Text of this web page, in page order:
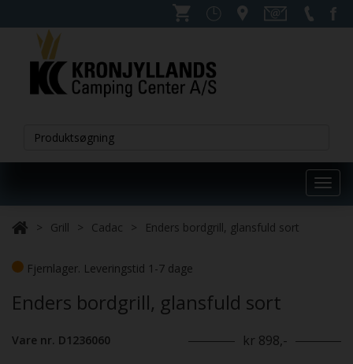
Grill Cadac Enders bordgrill, glansfuld sort
Fjernlager. Leveringstid 1-7 dage
Enders bordgrill, glansfuld sort
Vare nr. D1236060 kr 898,-